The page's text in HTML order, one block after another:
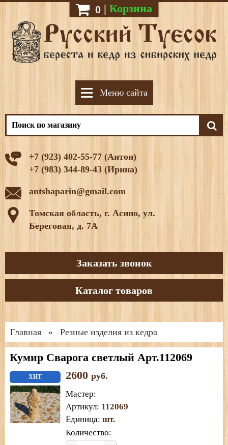
0 | Корзина
Меню сайта
+7 (923) 402-55-77 (Антон)
+7 (983) 344-89-43 (Ирина)
antshaparin@gmail.com
Томская область, г. Асино, ул.
Береговая, д. 7А
Заказать звонок
Каталог товаров
Главная » Резные изделия из кедра
Кумир Сварога светлый Арт.112069
ХИТ 2600 руб.
Мастер:
Артикул: 112069
Единица: шт.
Количество: